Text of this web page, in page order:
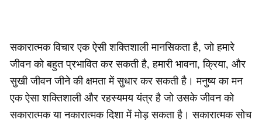
सकारात्मक विचार एक ऐसी शक्तिशाली मानसिकता है, जो हमारे
जीवन को बहुत प्रभावित कर सकती है, हमारी भावना, क्रिया, और
सुखी जीवन जीने की क्षमता में सुधार कर सकती है। मनुष्य का मन
एक ऐसा शक्तिशाली और रहस्यमय यंत्र है जो उसके जीवन को
सकारात्मक या नकारात्मक दिशा में मोड़ सकता है। सकारात्मक सोच